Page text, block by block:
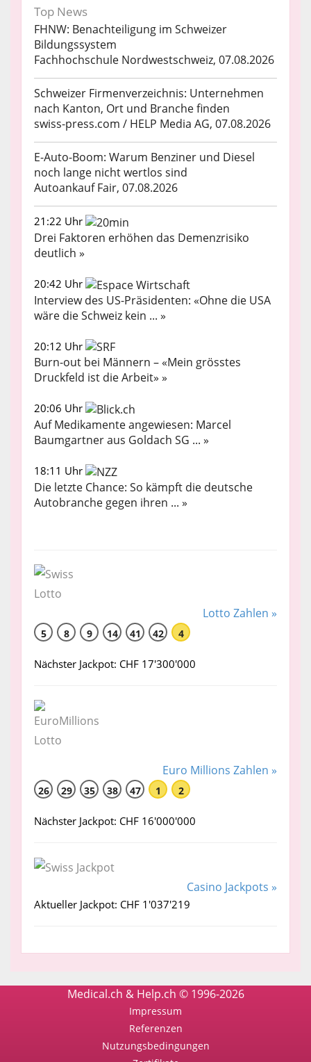
Top News
FHNW: Benachteiligung im Schweizer
Bildungssystem
Fachhochschule Nordwestschweiz, 07.08.2026
Schweizer Firmenverzeichnis: Unternehmen
nach Kanton, Ort und Branche finden
swiss-press.com / HELP Media AG, 07.08.2026
E-Auto-Boom: Warum Benziner und Diesel
noch lange nicht wertlos sind
Autoankauf Fair, 07.08.2026
21:22 Uhr
Drei Faktoren erhöhen das Demenzrisiko
deutlich »
20:42 Uhr
Interview des US-Präsidenten: «Ohne die USA
wäre die Schweiz kein ... »
20:12 Uhr
Burn-out bei Männern – «Mein grösstes
Druckfeld ist die Arbeit» »
20:06 Uhr
Auf Medikamente angewiesen: Marcel
Baumgartner aus Goldach SG ... »
18:11 Uhr
Die letzte Chance: So kämpft die deutsche
Autobranche gegen ihren ... »
Lotto Zahlen »
5 8 9 14 41 42 4
Nächster Jackpot: CHF 17'300'000
Euro Millions Zahlen »
26 29 35 38 47 1 2
Nächster Jackpot: CHF 16'000'000
Casino Jackpots »
Aktueller Jackpot: CHF 1'037'219
Medical.ch & Help.ch © 1996-2026
Impressum
Referenzen
Nutzungsbedingungen